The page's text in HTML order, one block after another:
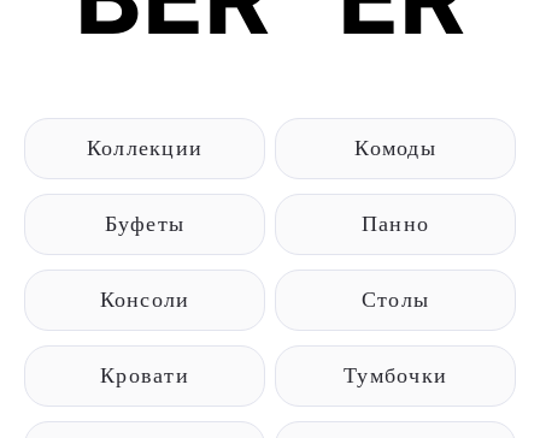
Коллекции Комоды
Буфеты Панно
Консоли Столы
Кровати Тумбочки